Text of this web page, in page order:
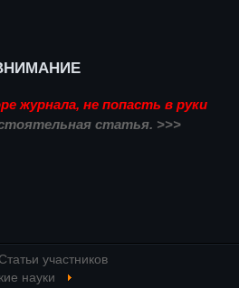
журнала, не попасть в руки
статья. >>>
Статьи участников
науки